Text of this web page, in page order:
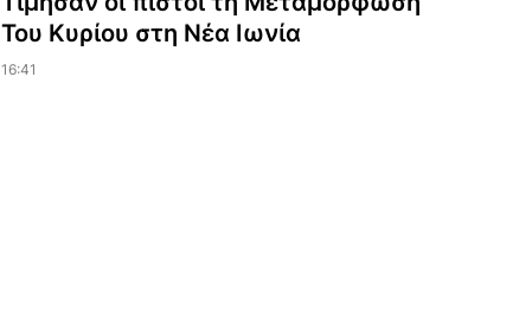
Του Κυρίου στη Νέα Ιωνία
16:41